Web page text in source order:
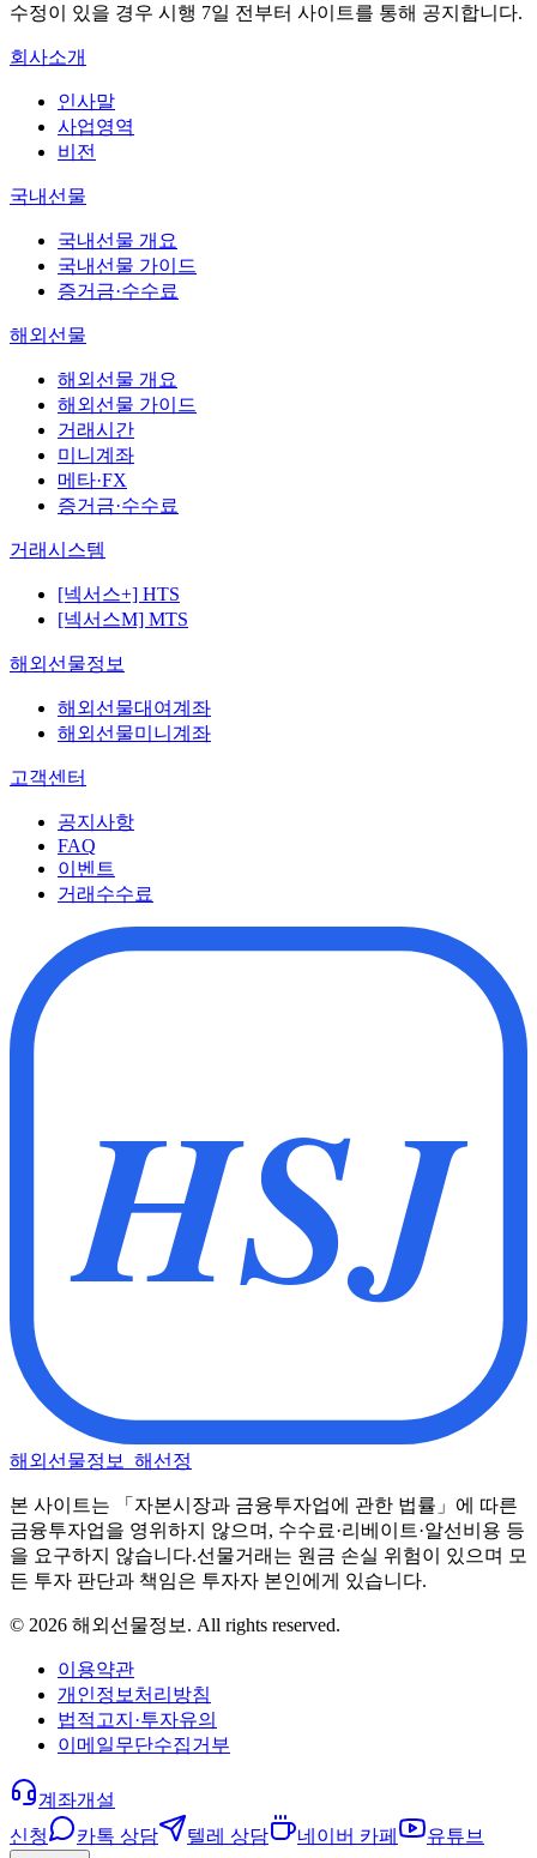
수정이 있을 경우 시행 7일 전부터 사이트를 통해 공지합니다.
회사소개
인사말
사업영역
비전
국내선물
국내선물 개요
국내선물 가이드
증거금·수수료
해외선물
해외선물 개요
해외선물 가이드
거래시간
미니계좌
메타·FX
증거금·수수료
거래시스템
[넥서스+] HTS
[넥서스M] MTS
해외선물정보
해외선물대여계좌
해외선물미니계좌
고객센터
공지사항
FAQ
이벤트
거래수수료
HSJ
해외선물정보_해선정
본 사이트는 「자본시장과 금융투자업에 관한 법률」에 따른
금융투자업을 영위하지 않으며, 수수료·리베이트·알선비용 등
을 요구하지 않습니다.선물거래는 원금 손실 위험이 있으며 모
든 투자 판단과 책임은 투자자 본인에게 있습니다.
© 2026 해외선물정보 . All rights reserved.
이용약관
개인정보처리방침
법적고지·투자유의
이메일무단수집거부
계좌개설
신청
카톡 상담 텔레 상담 네이버 카페 유튜브